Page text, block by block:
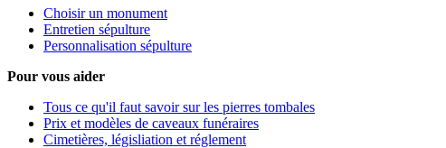
Choisir un monument
Entretien sépulture
Personnalisation sépulture
Pour vous aider
Tous ce qu'il faut savoir sur les pierres tombales
Prix et modèles de caveaux funéraires
Cimetières, législiation et réglement